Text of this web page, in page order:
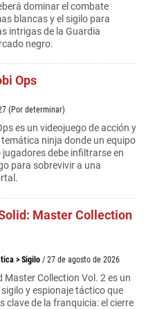
dominar el combate
blancas y el sigilo para
intrigas de la Guardia
negro.
Ops
(Por determinar)
es un videojuego de acción y
ninja donde un equipo
debe infiltrarse en
para sobrevivir a una
Master Collection
> Sigilo / 27 de agosto de 2026
Master Collection Vol. 2 es un
y espionaje táctico que
clave de la franquicia: el cierre